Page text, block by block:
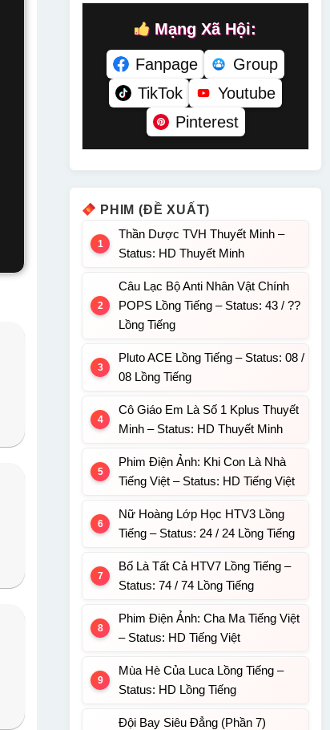
Mạng Xã Hội:
Fanpage
Group
TikTok
Youtube
Pinterest
PHIM (ĐỀ XUẤT)
Thần Dược TVH Thuyết Minh –
Status: HD Thuyết Minh
Câu Lạc Bộ Anti Nhân Vật Chính
POPS Lồng Tiếng – Status: 43 / ??
Lồng Tiếng
Pluto ACE Lồng Tiếng – Status: 08 /
08 Lồng Tiếng
Cô Giáo Em Là Số 1 Kplus Thuyết
Minh – Status: HD Thuyết Minh
Phim Điện Ảnh: Khi Con Là Nhà
Tiếng Việt – Status: HD Tiếng Việt
Nữ Hoàng Lớp Học HTV3 Lồng
Tiếng – Status: 24 / 24 Lồng Tiếng
Bố Là Tất Cả HTV7 Lồng Tiếng –
Status: 74 / 74 Lồng Tiếng
Phim Điện Ảnh: Cha Ma Tiếng Việt
– Status: HD Tiếng Việt
Mùa Hè Của Luca Lồng Tiếng –
Status: HD Lồng Tiếng
Đội Bay Siêu Đẳng (Phần 7)